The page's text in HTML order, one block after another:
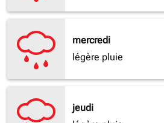
mercredi
légère pluie
jeudi